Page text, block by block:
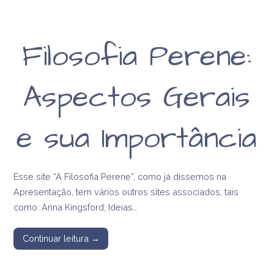
Filosofia Perene:
Aspectos Gerais
e sua Importância
Esse site “A Filosofia Perene”, como já dissemos na
Apresentação, tem vários outros sites associados, tais
como: Anna Kingsford; Ideias…
Continuar leitura →